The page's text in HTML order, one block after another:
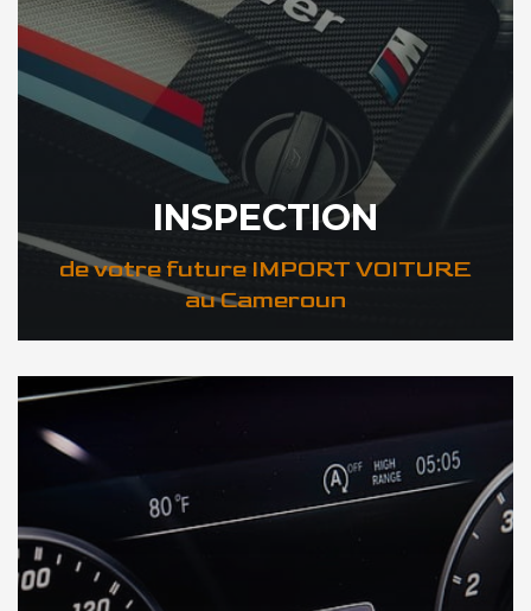
INSPECTION
de votre future IMPORT VOITURE
au Cameroun
DÉCOUVREZ VOTRE INSPECTION AUTO au Cameroun